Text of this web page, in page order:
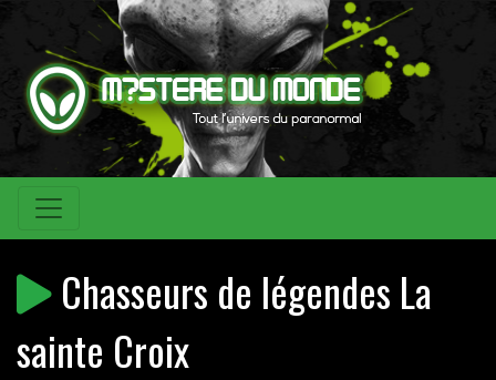
Chasseurs de légendes La
sainte Croix